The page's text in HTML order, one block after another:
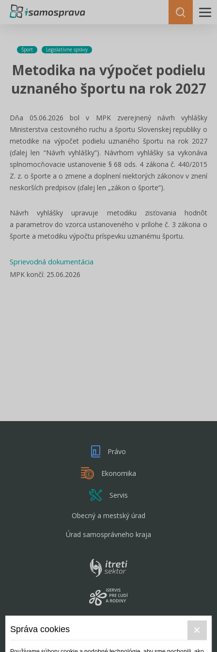
Šport Legislatívne správy
Metodika na výpočet podielu
uznaného športu na rok 2027
Dňa 05.06.2026 bol v MPK zverejnený návrh vyhlášky
Ministerstva cestovného ruchu a športu Slovenskej republiky o
metodike na výpočet podielu uznaného športu na rok 2027
(ďalej len “Návrh vyhlášky”). Návrhom vyhlášky sa vykonáva
splnomocňovacie ustanovenie § 68 ods. 4 zákona č. 440/2015
Z. z. o športe a o zmene a doplnení niektorých zákonov v znení
neskorších predpisov (ďalej len „zákon o športe“).
Návrh vyhlášky upravuje metodiku zisťovania hodnôt
a parametrov do vzorca ustanoveného v prílohe č. 3 zákona o
športe a metodiku výpočtu príspevku uznanému športu.
Sprievodná dokumentácia
MPK končí: 25.06.2026
Právo
Ekonomika
Servis
Obecný a mestský úrad
Úrad samosprávneho kraja
Správa cookies